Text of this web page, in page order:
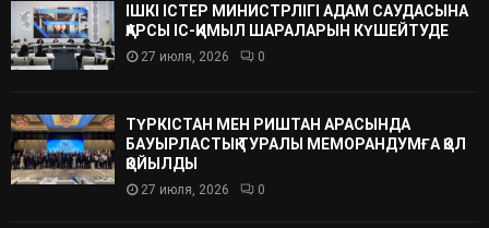
ІШКІ ІСТЕР МИНИСТРЛІГІ АДАМ САУДАСЫНА
ҚАРСЫ ІС-ҚИМЫЛ ШАРАЛАРЫН КҮШЕЙТУДЕ
27 июля, 2026 0
ТҮРКІСТАН МЕН РИШТАН АРАСЫНДА
БАУЫРЛАСТЫҚ ТУРАЛЫ МЕМОРАНДУМҒА ҚОЛ
ҚОЙЫЛДЫ
27 июля, 2026 0